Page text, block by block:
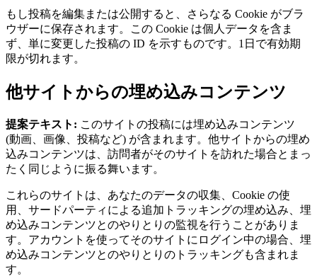
もし投稿を編集または公開すると、さらなる Cookie がブラ
ウザーに保存されます。この Cookie は個人データを含ま
ず、単に変更した投稿の ID を示すものです。1日で有効期
限が切れます。
他サイトからの埋め込みコンテンツ
提案テキスト: このサイトの投稿には埋め込みコンテンツ
(動画、画像、投稿など) が含まれます。他サイトからの埋め
込みコンテンツは、訪問者がそのサイトを訪れた場合とまっ
たく同じように振る舞います。
これらのサイトは、あなたのデータの収集、Cookie の使
用、サードパーティによる追加トラッキングの埋め込み、埋
め込みコンテンツとのやりとりの監視を行うことがありま
す。アカウントを使ってそのサイトにログイン中の場合、埋
め込みコンテンツとのやりとりのトラッキングも含まれま
す。